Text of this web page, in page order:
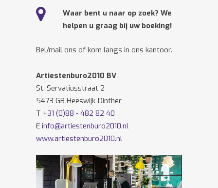
Waar bent u naar op zoek? We
helpen u graag bij uw boeking!
Bel/mail ons of kom langs in ons kantoor.
Artiestenburo2010 BV
St. Servatiusstraat 2
5473 GB Heeswijk-Dinther
T +31 (0)88 - 482 82 40
E info@artiestenburo2010.nl
www.artiestenburo2010.nl
Volg ons ook opFacebookenTwitter